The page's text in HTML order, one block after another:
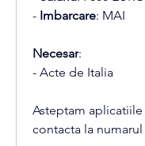
- Imbarcare: MAI
Necesar:
- Acte de Italia
Asteptam
contacta la numarul